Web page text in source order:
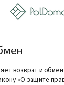
возврат и
«О защите